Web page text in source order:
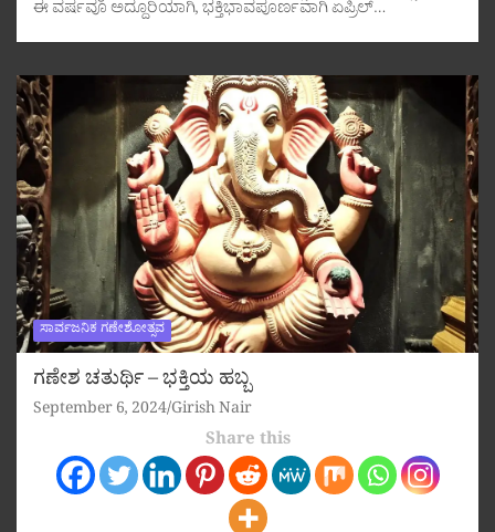
ಈ ವರ್ಷವೂ ಅದ್ದೂರಿಯಾಗಿ, ಭಕ್ತಿಭಾವಪೂರ್ಣವಾಗಿ ಏಪ್ರಿಲ್…
ಸಾರ್ವಜನಿಕ ಗಣೇಶೋತ್ಸವ
ಗಣೇಶ ಚತುರ್ಥಿ – ಭಕ್ತಿಯ ಹಬ್ಬ
September 6, 2024 Girish Nair
Share this